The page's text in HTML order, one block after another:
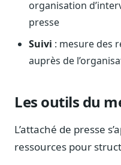
Chercheurs
Suivi par secteur
11 secteurs : énergie,
Cas d'usage concrets
Six cas pour gagner du
Conseil (Advisory)
Consultants seniors,
organisation
presse
Suivi : mesure des
auprès de
Les outils du
L’attaché de presse
ressources pour